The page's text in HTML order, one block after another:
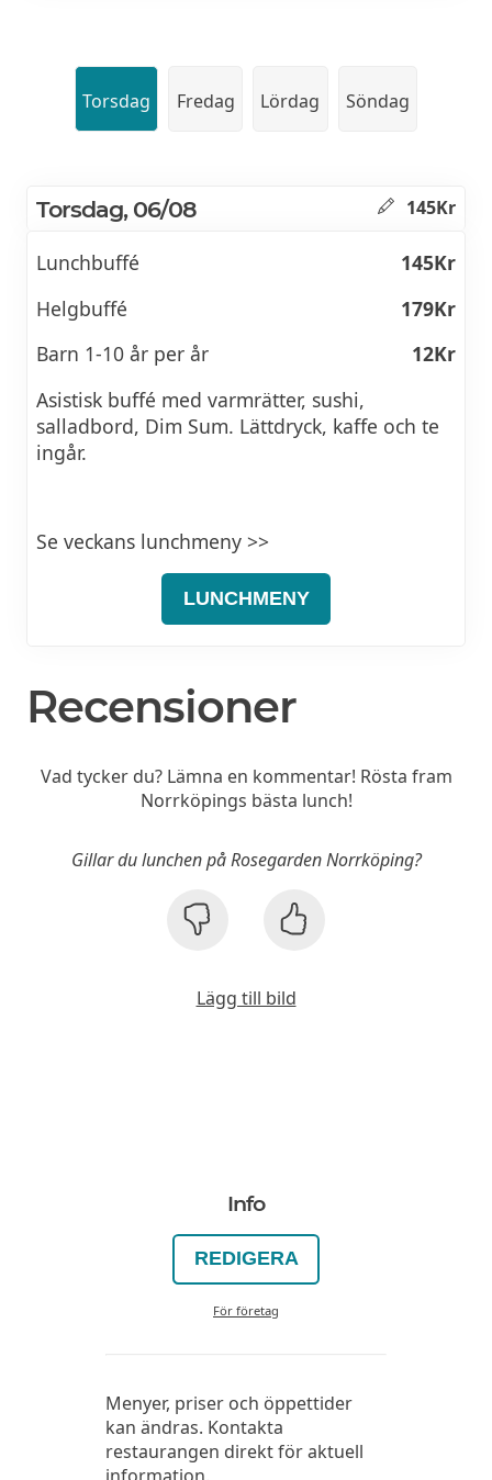
Torsdag Fredag Lördag Söndag
Torsdag, 06/08 145Kr
Lunchbuffé
145Kr
Helgbuffé
179Kr
Barn 1-10 år per år
12Kr
Asistisk buffé med varmrätter, sushi,
salladbord, Dim Sum. Lättdryck, kaffe och te
ingår.
Se veckans lunchmeny >>
LUNCHMENY
Recensioner
Vad tycker du? Lämna en kommentar! Rösta fram
Norrköpings bästa lunch!
Gillar du lunchen på Rosegarden Norrköping?
Lägg till bild
Info
REDIGERA
För företag
Menyer, priser och öppettider
kan ändras. Kontakta
restaurangen direkt för aktuell